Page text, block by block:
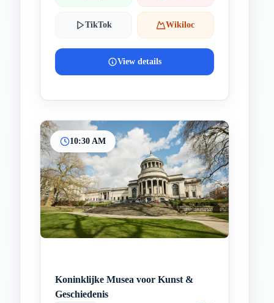
TikTok Wikiloc
View details
10:30 AM
Koninklijke Musea voor Kunst &
Geschiedenis